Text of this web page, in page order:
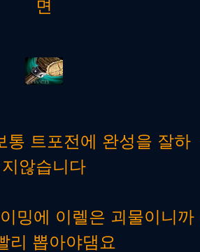
면
통 트포전에 완성을 잘하
지않습니다
밍에 이렐은 괴물이니까
리 뽑아야댐요